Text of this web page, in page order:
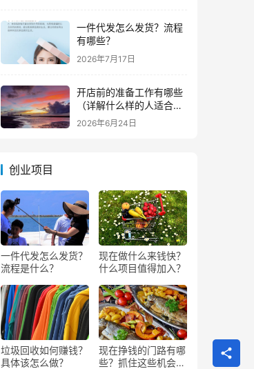
一件代发怎么发货？流程
有哪些？
2026年7月17日
开店前的准备工作有哪些
（详解什么样的人适合做
生意）
2026年6月24日
创业项目
一件代发怎么发货？
流程是什么？
现在做什么来钱快？
什么项目值得加入？
垃圾回收如何赚钱？
具体该怎么做？
现在挣钱的门路有哪
些？抓住这些机会闷